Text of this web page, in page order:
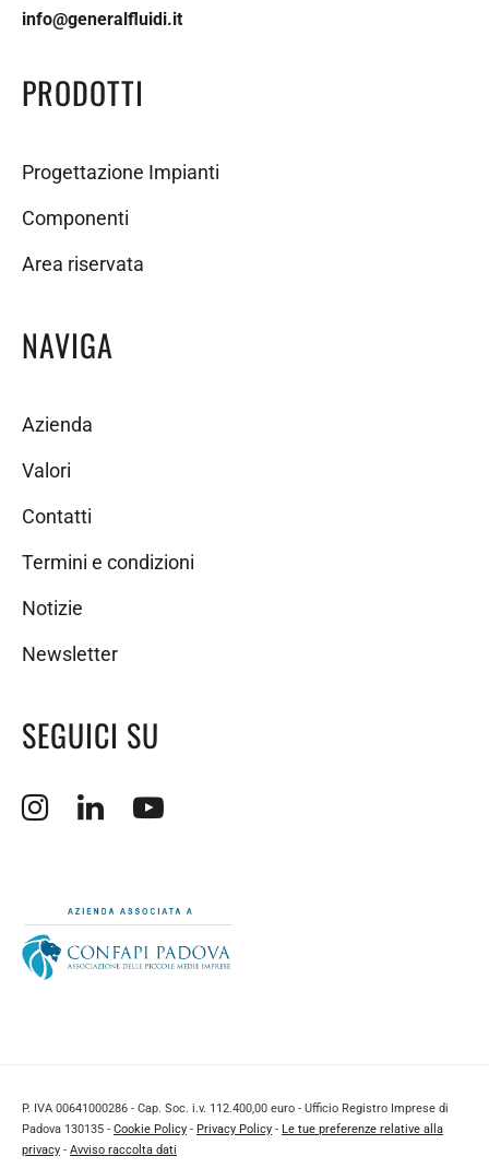
info@generalfluidi.it
PRODOTTI
Progettazione Impianti
Componenti
Area riservata
NAVIGA
Azienda
Valori
Contatti
Termini e condizioni
Notizie
Newsletter
SEGUICI SU
Apertura sito esterno in nuova finestra.
Apertura sito esterno in nuova finestra.
Apertura sito esterno in nuova finestra.
P. IVA 00641000286 - Cap. Soc. i.v. 112.400,00 euro - Ufficio Registro Imprese di
Padova 130135 - Cookie Policy - Privacy Policy - Le tue preferenze relative alla
privacy - Avviso raccolta dati